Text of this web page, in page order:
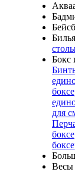
Бокс
для
Весы